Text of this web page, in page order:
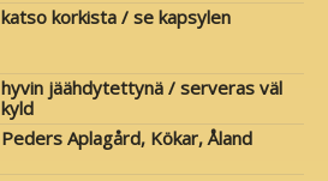
katso korkista / se kapsylen
hyvin jäähdytettynä / serveras väl
kyld
Peders Aplagård, Kökar, Åland